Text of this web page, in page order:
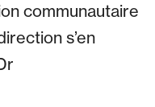
communautaire
s’en